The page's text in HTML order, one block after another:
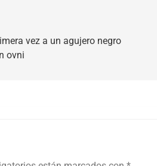
vez a un agujero negro
ovni